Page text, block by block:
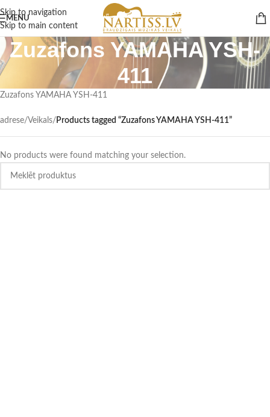
Skip to navigation
Skip to main content
MENU
Zuzafons YAMAHA YSH-
411
Zuzafons YAMAHA YSH-411
adrese/Veikals/ Products tagged “Zuzafons YAMAHA YSH-411”
No products were found matching your selection.